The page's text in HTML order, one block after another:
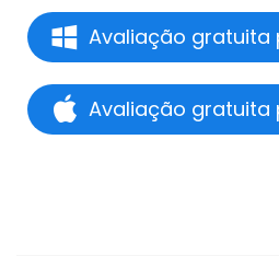
Avaliação gratuita
Avaliação gratuita